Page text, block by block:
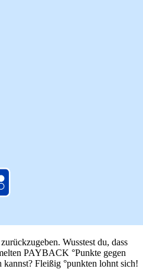
Wusstest du, dass
PAYBACK °Punkte gegen
kannst? Fleißig °punkten lohnt sich!